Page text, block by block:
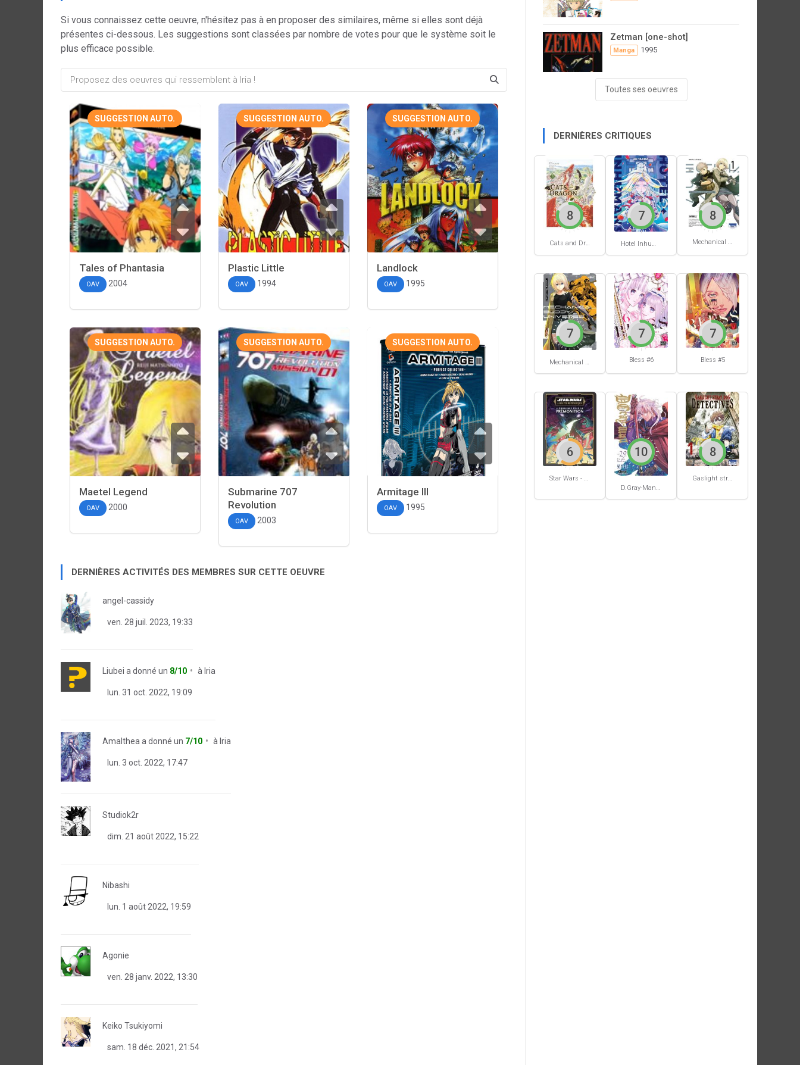
Si vous connaissez cette oeuvre, n'hésitez pas à en proposer des similaires, même si elles sont déjà
présentes ci-dessous. Les suggestions sont classées par nombre de votes pour que le système soit le
plus efficace possible.
SUGGESTION AUTO.
Tales of Phantasia
OAV 2004
SUGGESTION AUTO.
Plastic Little
OAV 1994
SUGGESTION AUTO.
Landlock
OAV 1995
SUGGESTION AUTO.
Maetel Legend
OAV 2000
SUGGESTION AUTO.
Submarine 707
Revolution
OAV 2003
SUGGESTION AUTO.
Armitage III
OAV 1995
DERNIÈRES ACTIVITÉS DES MEMBRES SUR CETTE OEUVRE
angel-cassidy
ven. 28 juil. 2023, 19:33
Liubei a donné un 8/10 à Iria
lun. 31 oct. 2022, 19:09
Amalthea a donné un 7/10 à Iria
lun. 3 oct. 2022, 17:47
Studiok2r
dim. 21 août 2022, 15:22
Nibashi
lun. 1 août 2022, 19:59
Agonie
ven. 28 janv. 2022, 13:30
Keiko Tsukiyomi
sam. 18 déc. 2021, 21:54
Zetman [one-shot]
Manga 1995
Toutes ses oeuvres
DERNIÈRES CRITIQUES
Cats and Dragon #3
8
Hotel Inhumans #1
7
Mechanical Buddy Universe #1
8
Mechanical Buddy Universe #0
7
Bless #6
7
Bless #5
7
6
D.Gray-Man #29
10 8